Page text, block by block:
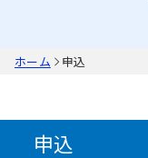
ホーム 申込
申込